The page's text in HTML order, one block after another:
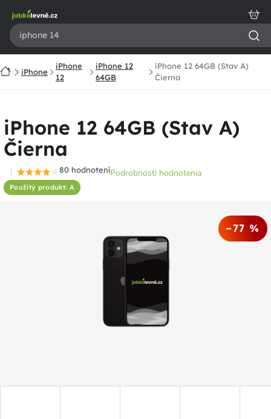
obsah
DomoviPhone
iPhone
12
iPhone 12
64GB
iPhone 12 64GB (Stav A)
Čierna
iPhone 12 64GB (Stav A)
Čierna
Použitý produkt: A
Priemerné
hodnotenie
80 hodnoteníPodrobnosti hodnotenia
–77 %